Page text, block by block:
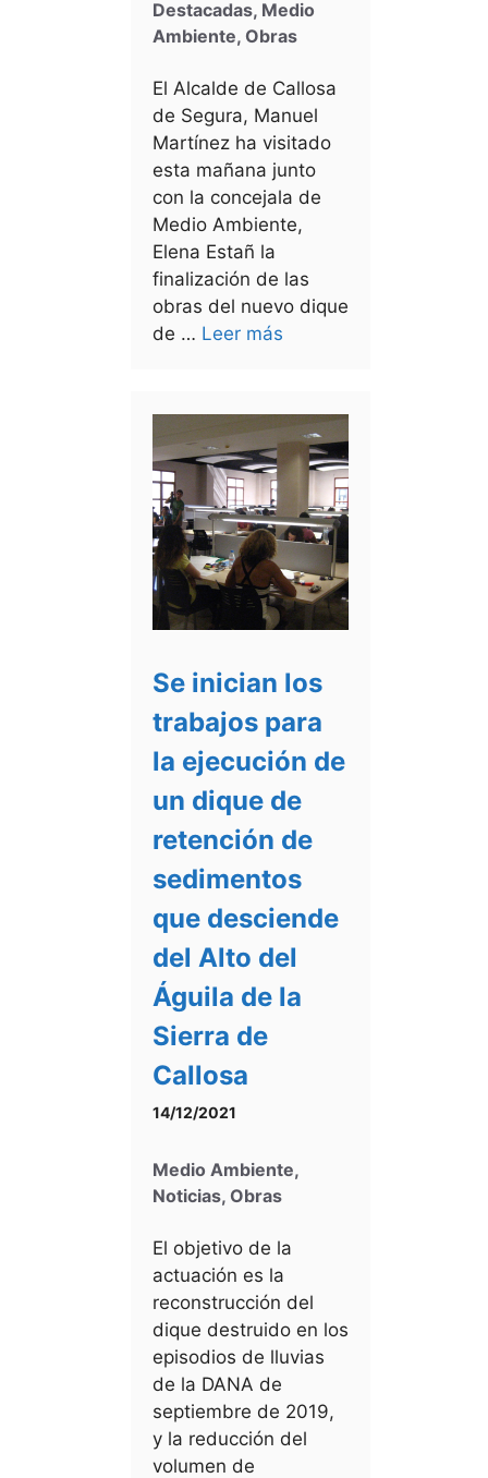
Destacadas, Medio
Ambiente, Obras
El Alcalde de Callosa
de Segura, Manuel
Martínez ha visitado
esta mañana junto
con la concejala de
Medio Ambiente,
Elena Estañ la
finalización de las
obras del nuevo dique
de … Leer más
Se inician los
trabajos para
la ejecución de
un dique de
retención de
sedimentos
que desciende
del Alto del
Águila de la
Sierra de
Callosa
14/12/2021
Medio Ambiente,
Noticias, Obras
El objetivo de la
actuación es la
reconstrucción del
dique destruido en los
episodios de lluvias
de la DANA de
septiembre de 2019,
y la reducción del
volumen de